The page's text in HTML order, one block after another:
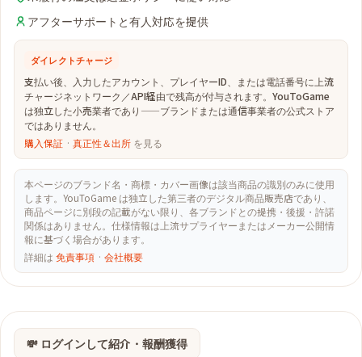
アフターサポートと有人対応を提供
ダイレクトチャージ
支払い後、入力したアカウント、プレイヤーID、または電話番号に上流
チャージネットワーク／API経由で残高が付与されます。YouToGame
は独立した小売業者であり——ブランドまたは通信事業者の公式ストア
ではありません。
購入保証 · 真正性＆出所 を見る
本ページのブランド名・商標・カバー画像は該当商品の識別のみに使用
します。YouToGame は独立した第三者のデジタル商品販売店であり、
商品ページに別段の記載がない限り、各ブランドとの提携・後援・許諾
関係はありません。仕様情報は上流サプライヤーまたはメーカー公開情
報に基づく場合があります。
詳細は 免責事項 · 会社概要
💸 ログインして紹介・報酬獲得